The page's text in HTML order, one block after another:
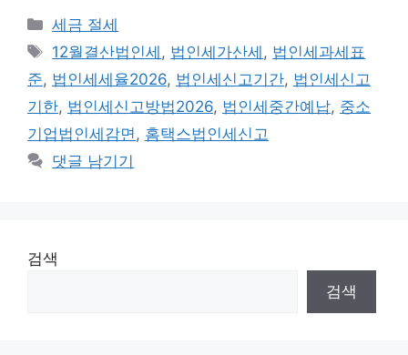
카
테
리
세금 절세
태
그
12월결산법인세 , 법인세가산세 , 법인세과세표
준, 법인세세율2026, 법인세신고기간, 법인세신고
기한, 법인세신고방법2026, 법인세중간예납, 중소
기업법인세감면 , 홈택스법인세신고
댓글 남기기
검색
검색